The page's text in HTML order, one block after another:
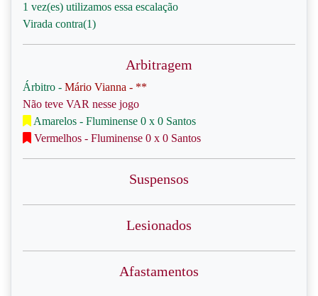
1 vez(es) utilizamos essa escalação
Virada contra(1)
Arbitragem
Árbitro - Mário Vianna - **
Não teve VAR nesse jogo
Amarelos - Fluminense 0 x 0 Santos
Vermelhos - Fluminense 0 x 0 Santos
Suspensos
Lesionados
Afastamentos